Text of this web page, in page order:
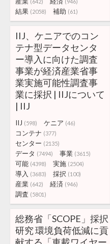
結果 (2058) 補助 (61)
IIJ、ケニアでのコン
テナ型データセンタ
ー導入に向けた調査
事業が経済産業省事
業実施可能性調査事
業に採択 | IIJについて
| IIJ
IIJ (598) ケニア (46)
コンテナ (377)
センター (2135)
データ (7494) 事業 (3615)
可能 (4398) 実施 (2504)
導入 (3683) 採択 (100)
産業 (642) 経済 (946)
調査 (5801)
総務省「SCOPE」採択
研究 環境負荷低減に貢